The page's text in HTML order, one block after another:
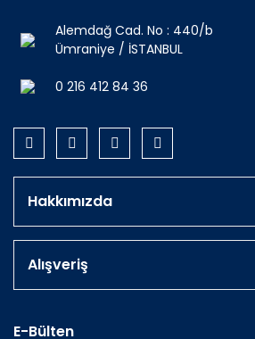
Alemdağ Cad. No : 440/b
Ümraniye / İSTANBUL
0 216 412 84 36
Hakkımızda
Alışveriş
E-Bülten